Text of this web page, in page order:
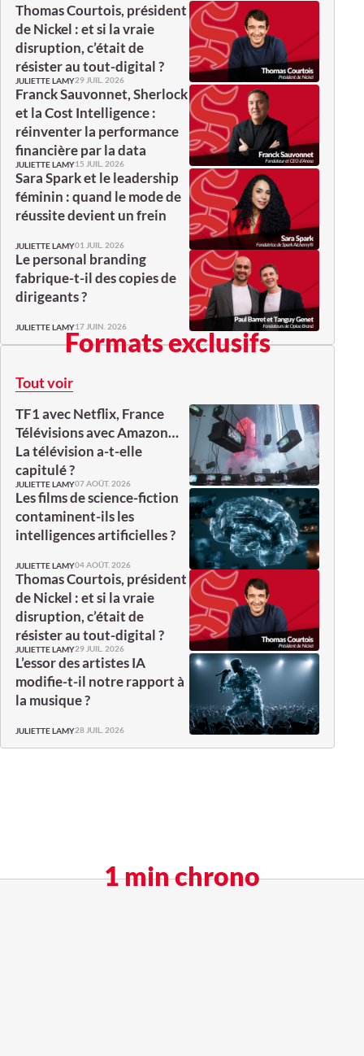
Thomas Courtois, président
de Nickel : et si la vraie
disruption, c’était de
résister au tout-digital ?
JULIETTE LAMY29 JUIL. 2026
Franck Sauvonnet, Sherlock
et la Cost Intelligence :
réinventer la performance
financière par la data
JULIETTE LAMY15 JUIL. 2026
Sara Spark et le leadership
féminin : quand le mode de
réussite devient un frein
JULIETTE LAMY01 JUIL. 2026
Le personal branding
fabrique-t-il des copies de
dirigeants ?
JULIETTE LAMY17 JUIN. 2026
Formats exclusifs
Tout voir
TF1 avec Netflix, France
Télévisions avec Amazon…
La télévision a-t-elle
capitulé ?
JULIETTE LAMY07 AOÛT. 2026
Les films de science-fiction
contaminent-ils les
intelligences artificielles ?
JULIETTE LAMY04 AOÛT. 2026
Thomas Courtois, président
de Nickel : et si la vraie
disruption, c’était de
résister au tout-digital ?
JULIETTE LAMY29 JUIL. 2026
L’essor des artistes IA
modifie-t-il notre rapport à
la musique ?
JULIETTE LAMY28 JUIL. 2026
1 min chrono